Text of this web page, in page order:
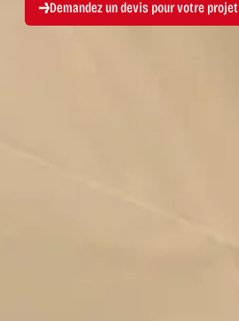
Demandez un devis pour votre projet